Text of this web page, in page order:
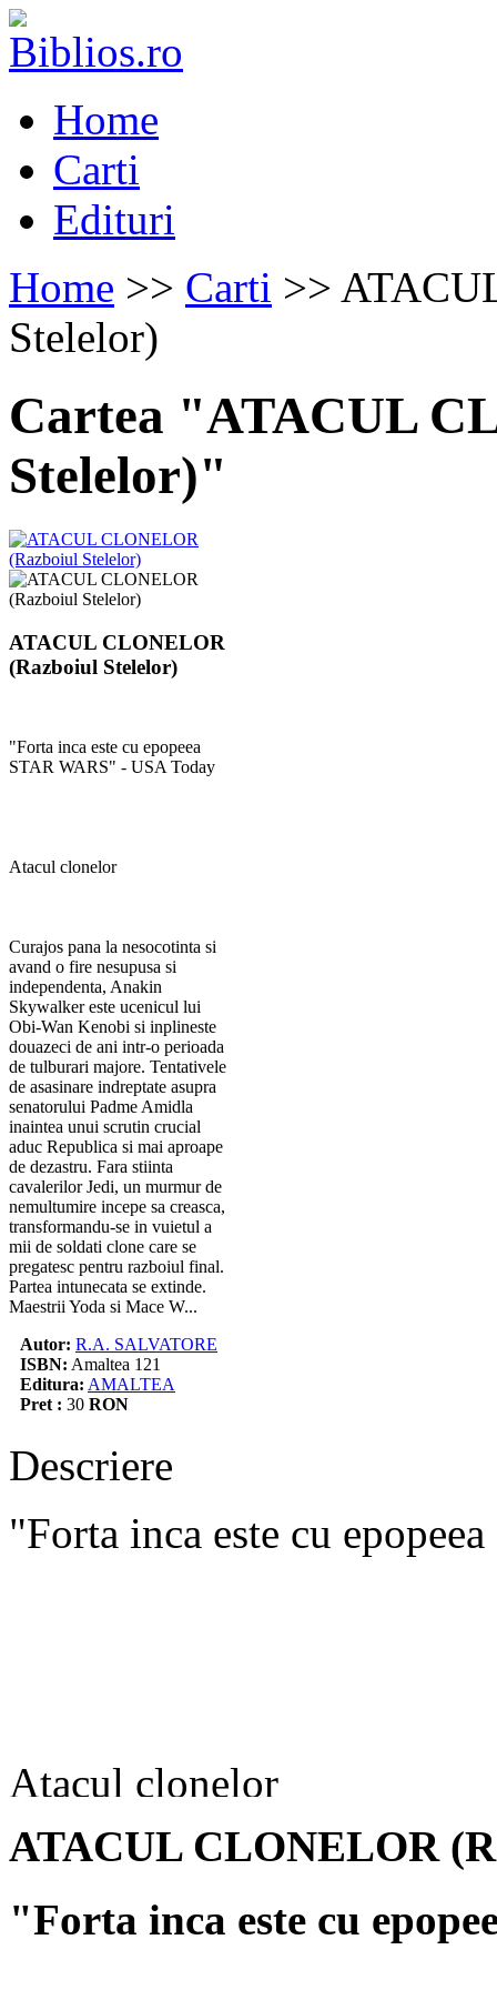
Home
Carti
Edituri
Home >> Carti >>
Stelelor)
Cartea "ATACUL
Stelelor)"
ATACUL CLONELOR
(Razboiul Stelelor)
"Forta inca este cu epopeea
STAR WARS" - USA Today
Atacul clonelor
Curajos pana la nesocotinta si
avand o fire nesupusa si
independenta, Anakin
Skywalker este ucenicul lui
Obi-Wan Kenobi si inplineste
douazeci de ani intr-o perioada
de tulburari majore. Tentativele
de asasinare indreptate asupra
senatorului Padme Amidla
inaintea unui scrutin crucial
aduc Republica si mai aproape
de dezastru. Fara stiinta
cavalerilor Jedi, un murmur de
nemultumire incepe sa creasca,
transformandu-se in vuietul a
mii de soldati clone care se
pregatesc pentru razboiul final.
Partea intunecata se extinde.
Maestrii Yoda si Mace W...
Autor: R.A. SALVATORE
ISBN: Amaltea 121
Editura: AMALTEA
Pret : 30 RON
Descriere
"Forta inca este cu
Atacul clonelor
ATACUL CLONELOR
"Forta inca este cu